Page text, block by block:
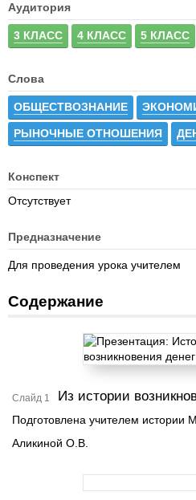
Аудитория
3 КЛАСС 4 КЛАСС 5 КЛАСС
Слова
ОБЩЕСТВОЗНАНИЕ
РЫНОЧНЫЕ ОТНОШЕНИЯ
Конспект
Отсутствует
Предназначение
Для проведения урока учителем
Содержание
Слайд 1 Из истории
Подготовлена учителем
Аликиной О.В.